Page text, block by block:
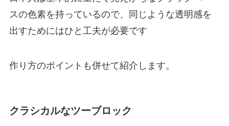
スの色素を持っているので、同じような透明感を
出すためにはひと工夫が必要です
作り方のポイントも併せて紹介します。
クラシカルなツーブロック